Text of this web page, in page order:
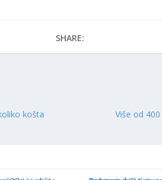
SHARE:
košta
Više od